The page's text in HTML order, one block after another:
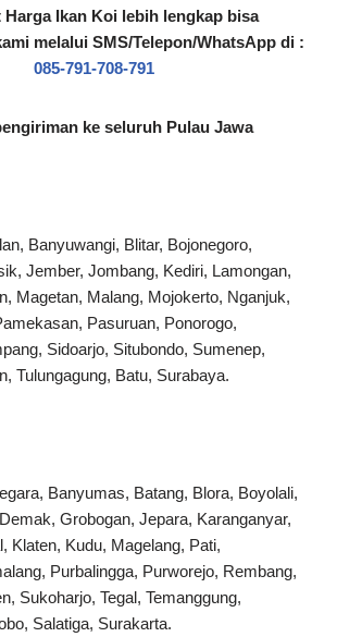
Ikan Koi lebih lengkap bisa
melalui SMS/Telepon/WhatsApp di :
085-791-708-791
ke seluruh Pulau Jawa
Banyuwangi, Blitar, Bojonegoro,
Jember, Jombang, Kediri, Lamongan,
Magetan, Malang, Mojokerto, Nganjuk,
Pasuruan, Ponorogo,
Sidoarjo, Situbondo, Sumenep,
Tulungagung, Batu, Surabaya.
Banyumas, Batang, Blora, Boyolali,
Grobogan, Jepara, Karanganyar,
Klaten, Kudu, Magelang, Pati,
Purbalingga, Purworejo, Rembang,
Sukoharjo, Tegal, Temanggung,
Salatiga, Surakarta.